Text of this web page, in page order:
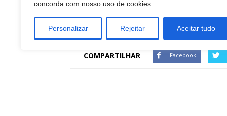
concorda com nosso uso de cookies.
Personalizar Rejeitar Aceitar tudo
COMPARTILHAR Facebook